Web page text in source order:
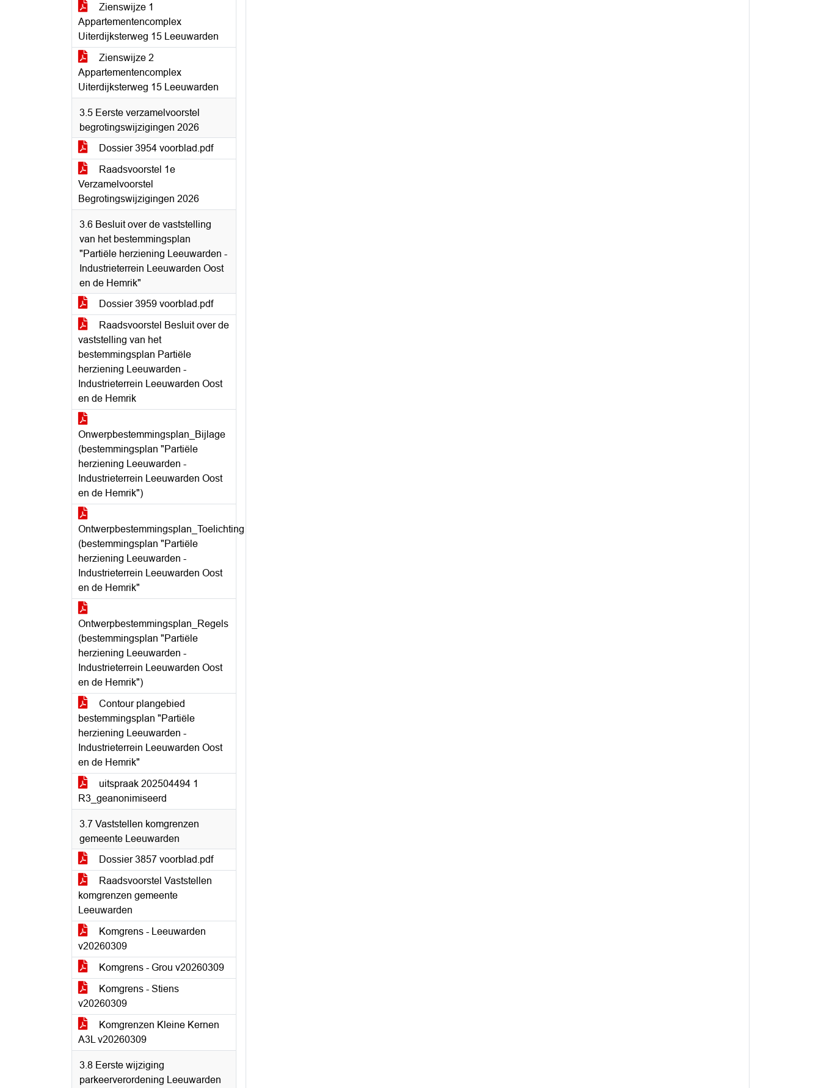
Zienswijze 1
Appartementencomplex
Uiterdijksterweg 15 Leeuwarden
Zienswijze 2
Appartementencomplex
Uiterdijksterweg 15 Leeuwarden
3.5 Eerste verzamelvoorstel
begrotingswijzigingen 2026
Dossier 3954 voorblad.pdf
Raadsvoorstel 1e
Verzamelvoorstel
Begrotingswijzigingen 2026
3.6 Besluit over de vaststelling
van het bestemmingsplan
"Partiële herziening Leeuwarden -
Industrieterrein Leeuwarden Oost
en de Hemrik"
Dossier 3959 voorblad.pdf
Raadsvoorstel Besluit over de
vaststelling van het
bestemmingsplan Partiële
herziening Leeuwarden -
Industrieterrein Leeuwarden Oost
en de Hemrik
Onwerpbestemmingsplan_Bijlage
(bestemmingsplan "Partiële
herziening Leeuwarden -
Industrieterrein Leeuwarden Oost
en de Hemrik")
Ontwerpbestemmingsplan_Toelichting
(bestemmingsplan "Partiële
herziening Leeuwarden -
Industrieterrein Leeuwarden Oost
en de Hemrik"
Ontwerpbestemmingsplan_Regels
(bestemmingsplan "Partiële
herziening Leeuwarden -
Industrieterrein Leeuwarden Oost
en de Hemrik")
Contour plangebied
bestemmingsplan "Partiële
herziening Leeuwarden -
Industrieterrein Leeuwarden Oost
en de Hemrik"
uitspraak 202504494 1
R3_geanonimiseerd
3.7 Vaststellen komgrenzen
gemeente Leeuwarden
Dossier 3857 voorblad.pdf
Raadsvoorstel Vaststellen
komgrenzen gemeente
Leeuwarden
Komgrens - Leeuwarden
v20260309
Komgrens - Grou v20260309
Komgrens - Stiens
v20260309
Komgrenzen Kleine Kernen
A3L v20260309
3.8 Eerste wijziging
parkeerverordening Leeuwarden